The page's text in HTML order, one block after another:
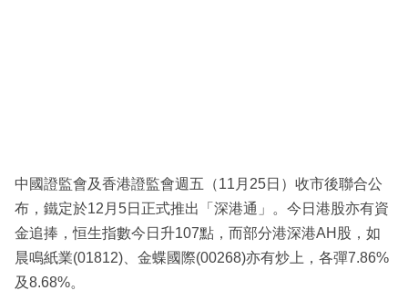
區
中國證監會及香港證監會週五（11月25日）收市後聯合公
布，鐵定於12月5日正式推出「深港通」。今日港股亦有資
金追捧，恒生指數今日升107點，而部分港深港AH股，如
晨鳴紙業(01812)、金蝶國際(00268)亦有炒上，各彈7.86%
及8.68%。